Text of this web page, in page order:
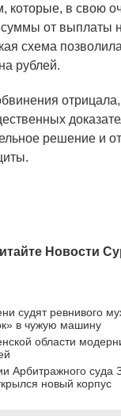
которые, в свою
от выплаты
схема
рублей.
решение и
Новости
судят ревнивого
в чужую машину
области
Арбитражного суда
новый корпус